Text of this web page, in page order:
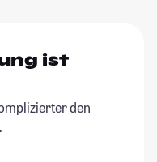
ist
den